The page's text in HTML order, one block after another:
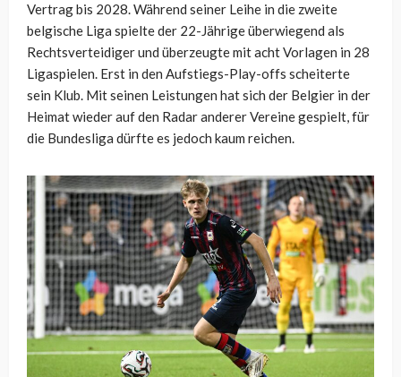
Vertrag bis 2028. Während seiner Leihe in die zweite
belgische Liga spielte der 22-Jährige überwiegend als
Rechtsverteidiger und überzeugte mit acht Vorlagen in 28
Ligaspielen. Erst in den Aufstiegs-Play-offs scheiterte
sein Klub. Mit seinen Leistungen hat sich der Belgier in der
Heimat wieder auf den Radar anderer Vereine gespielt, für
die Bundesliga dürfte es jedoch kaum reichen.